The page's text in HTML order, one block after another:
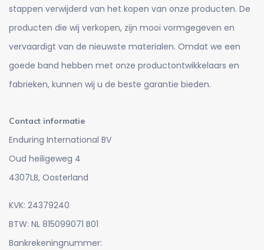
stappen verwijderd van het kopen van onze producten. De
producten die wij verkopen, zijn mooi vormgegeven en
vervaardigt van de nieuwste materialen. Omdat we een
goede band hebben met onze productontwikkelaars en
fabrieken, kunnen wij u de beste garantie bieden.
Contact informatie
Enduring International BV
Oud heiligeweg 4
4307LB, Oosterland
KVK: 24379240
BTW: NL 815099071 B01
Bankrekeningnummer: